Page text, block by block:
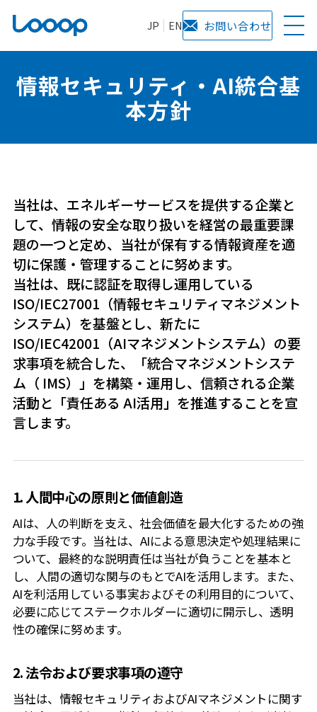
JP EN お問い合わせ
情報セキュリティ・AI統合基
本方針
当社は、エネルギーサービスを提供する企業と
して、情報の安全な取り扱いを経営の最重要課
題の一つと定め、当社が保有する情報資産を適
切に保護・管理することに努めます。
当社は、既に認証を取得し運用している
ISO/IEC27001（情報セキュリティマネジメント
システム）を基盤とし、新たに
ISO/IEC42001（AIマネジメントシステム）の要
求事項を統合した、「統合マネジメントシステ
ム（ IMS）」を構築・運用し、信頼される企業
活動と「責任ある AI活用」を推進することを宣
言します。
1. 人間中心の原則と価値創造
AIは、人の判断を支え、社会価値を最大化するための強
力な手段です。当社は、AIによる意思決定や処理結果に
ついて、最終的な説明責任は当社が負うことを基本と
し、人間の適切な関与のもとでAIを活用します。また、
AIを利活用している事実およびその利用目的について、
必要に応じてステークホルダーに適切に開示し、透明
性の確保に努めます。
2. 法令および要求事項の遵守
当社は、情報セキュリティおよびAIマネジメントに関す